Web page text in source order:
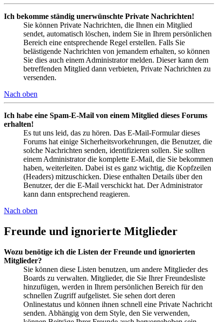
Ich bekomme ständig unerwünschte Private Nachrichten!
Sie können Private Nachrichten, die Ihnen ein Mitglied
sendet, automatisch löschen, indem Sie in Ihrem persönlichen
Bereich eine entsprechende Regel erstellen. Falls Sie
belästigende Nachrichten von jemandem erhalten, so können
Sie dies auch einem Administrator melden. Dieser kann dem
betreffenden Mitglied dann verbieten, Private Nachrichten zu
versenden.
Nach oben
Ich habe eine Spam-E-Mail von einem Mitglied dieses Forums
erhalten!
Es tut uns leid, das zu hören. Das E-Mail-Formular dieses
Forums hat einige Sicherheitsvorkehrungen, die Benutzer, die
solche Nachrichten senden, identifizieren sollen. Sie sollten
einem Administrator die komplette E-Mail, die Sie bekommen
haben, weiterleiten. Dabei ist es ganz wichtig, die Kopfzeilen
(Headers) mitzuschicken. Diese enthalten Details über den
Benutzer, der die E-Mail verschickt hat. Der Administrator
kann dann entsprechend reagieren.
Nach oben
Freunde und ignorierte Mitglieder
Wozu benötige ich die Listen der Freunde und ignorierten
Mitglieder?
Sie können diese Listen benutzen, um andere Mitglieder des
Boards zu verwalten. Mitglieder, die Sie Ihrer Freundesliste
hinzufügen, werden in Ihrem persönlichen Bereich für den
schnellen Zugriff aufgelistet. Sie sehen dort deren
Onlinestatus und können ihnen schnell eine Private Nachricht
senden. Abhängig von dem Style, den Sie verwenden,